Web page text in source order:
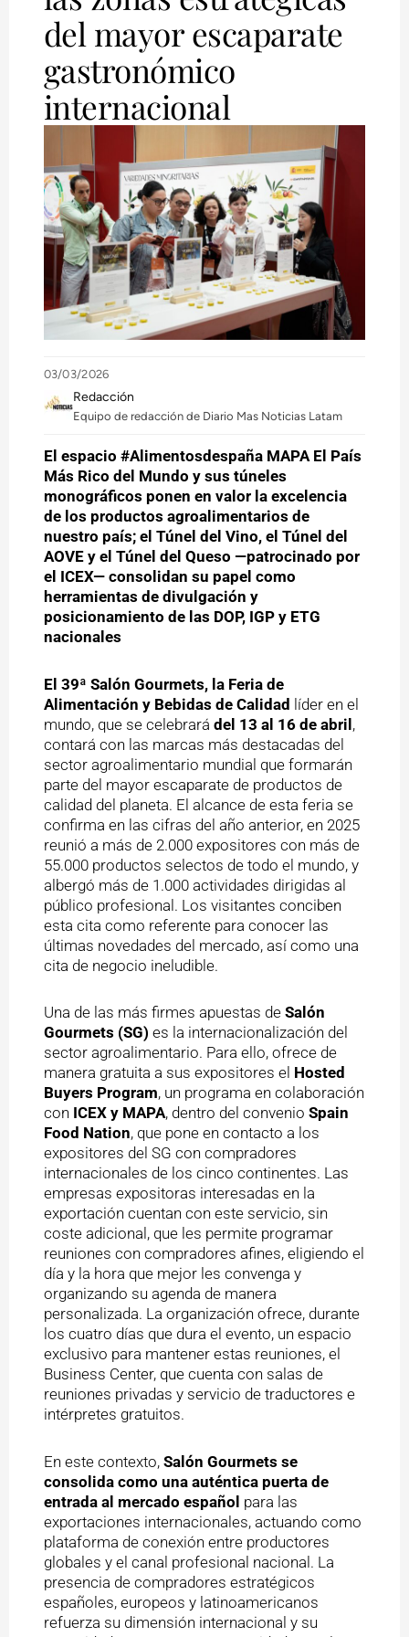
del mayor escaparate
gastronómico
internacional
03/03/2026
Redacción
Equipo de redacción de Diario Mas Noticias Latam
El espacio #Alimentosdespaña MAPA El País
Más Rico del Mundo y sus túneles
monográficos ponen en valor la excelencia
de los productos agroalimentarios de
nuestro país; el Túnel del Vino, el Túnel del
AOVE y el Túnel del Queso —patrocinado por
el ICEX— consolidan su papel como
herramientas de divulgación y
posicionamiento de las DOP, IGP y ETG
nacionales
El 39ª Salón Gourmets, la Feria de
Alimentación y Bebidas de Calidad líder en el
mundo, que se celebrará del 13 al 16 de abril,
contará con las marcas más destacadas del
sector agroalimentario mundial que formarán
parte del mayor escaparate de productos de
calidad del planeta. El alcance de esta feria se
confirma en las cifras del año anterior, en 2025
reunió a más de 2.000 expositores con más de
55.000 productos selectos de todo el mundo, y
albergó más de 1.000 actividades dirigidas al
público profesional. Los visitantes conciben
esta cita como referente para conocer las
últimas novedades del mercado, así como una
cita de negocio ineludible.
Una de las más firmes apuestas de Salón
Gourmets (SG) es la internacionalización del
sector agroalimentario. Para ello, ofrece de
manera gratuita a sus expositores el Hosted
Buyers Program, un programa en colaboración
con ICEX y MAPA, dentro del convenio Spain
Food Nation, que pone en contacto a los
expositores del SG con compradores
internacionales de los cinco continentes. Las
empresas expositoras interesadas en la
exportación cuentan con este servicio, sin
coste adicional, que les permite programar
reuniones con compradores afines, eligiendo el
día y la hora que mejor les convenga y
organizando su agenda de manera
personalizada. La organización ofrece, durante
los cuatro días que dura el evento, un espacio
exclusivo para mantener estas reuniones, el
Business Center, que cuenta con salas de
reuniones privadas y servicio de traductores e
intérpretes gratuitos.
En este contexto,Salón Gourmets se
consolida como una auténtica puerta de
entrada al mercado español para las
exportaciones internacionales, actuando como
plataforma de conexión entre productores
globales y el canal profesional nacional. La
presencia de compradores estratégicos
españoles, europeos y latinoamericanos
refuerza su dimensión internacional y su